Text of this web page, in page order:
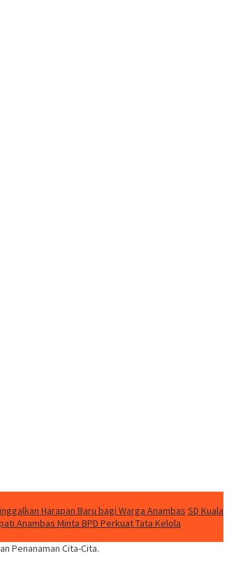
Harapan Baru bagi Warga Anambas SD Kuala
Anambas Minta BPD Perkuat Tata Kelola
Penanaman Cita-Cita.